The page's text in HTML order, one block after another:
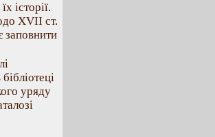
історії.
XVII ст.
заповнити
уряду